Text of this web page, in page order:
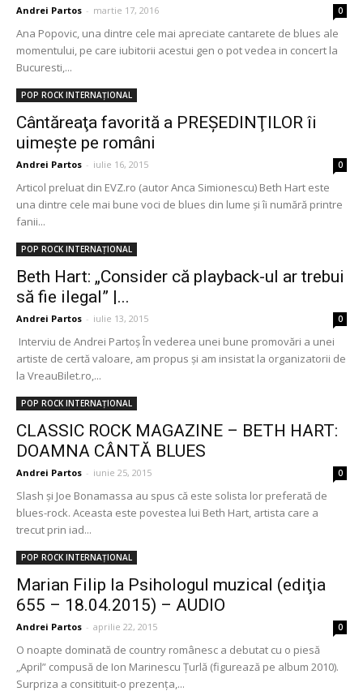
Andrei Partos - martie 17, 2016 0
Ana Popovic, una dintre cele mai apreciate cantarete de blues ale
momentului, pe care iubitorii acestui gen o pot vedea in concert la
Bucuresti,...
POP ROCK INTERNAȚIONAL
Cântăreaţa favorită a PREŞEDINŢILOR îi
uimeşte pe români
Andrei Partos - iulie 16, 2015 0
Articol preluat din EVZ.ro (autor Anca Simionescu) Beth Hart este
una dintre cele mai bune voci de blues din lume și îi numără printre
fanii...
POP ROCK INTERNAȚIONAL
Beth Hart: „Consider că playback-ul ar trebui
să fie ilegal” |...
Andrei Partos - iulie 13, 2015 0
Interviu de Andrei Partoş În vederea unei bune promovări a unei
artiste de certă valoare, am propus şi am insistat la organizatorii de
la VreauBilet.ro,...
POP ROCK INTERNAȚIONAL
CLASSIC ROCK MAGAZINE – BETH HART:
DOAMNA CÂNTĂ BLUES
Andrei Partos - iunie 25, 2015 0
Slash și Joe Bonamassa au spus că este solista lor preferată de
blues-rock. Aceasta este povestea lui Beth Hart, artista care a
trecut prin iad...
POP ROCK INTERNAȚIONAL
Marian Filip la Psihologul muzical (ediţia
655 – 18.04.2015) – AUDIO
Andrei Partos - aprilie 22, 2015 0
O noapte dominată de country românesc a debutat cu o piesă
„April” compusă de Ion Marinescu Ţurlă (figurează pe album 2010).
Surpriza a consitituit-o prezenţa,...